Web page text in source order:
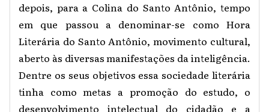
depois, para a Colina do Santo Antônio, tempo
em que passou a denominar-se como Hora
Literária do Santo Antônio, movimento cultural,
aberto às diversas manifestações da inteligência.
Dentre os seus objetivos essa sociedade literária
tinha como metas a promoção do estudo, o
desenvolvimento intelectual do cidadão e a